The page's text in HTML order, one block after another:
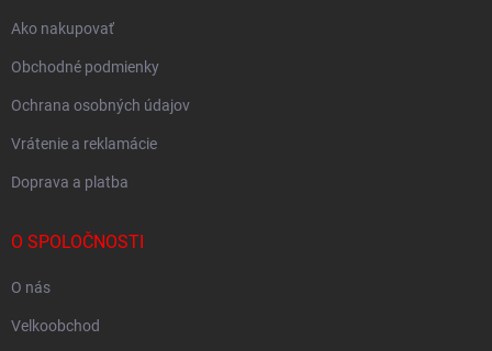
Ako nakupovať
Obchodné podmienky
Ochrana osobných údajov
Vrátenie a reklamácie
Doprava a platba
O SPOLOČNOSTI
O nás
Velkoobchod